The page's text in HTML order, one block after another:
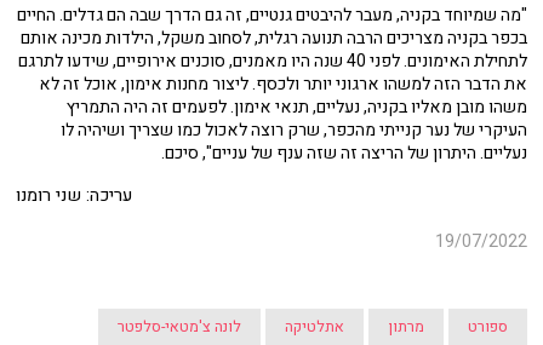
"מה שמיוחד בקניה, מעבר להיבטים גנטיים, זה גם הדרך שבה הם גדלים. החיים
בכפר בקניה מצריכים הרבה תנועה רגלית, לסחוב משקל, הילדות מכינה אותם
לתחילת האימונים. לפני 40 שנה היו מאמנים, סוכנים אירופיים, שידעו לתרגם
את הדבר הזה למשהו ארגוני יותר ולכסף. ליצור מחנות אימון, אוכל זה לא
משהו מובן מאליו בקניה, נעליים, תנאי אימון. לפעמים זה היה התמריץ
העיקרי של נער קנייתי מהכפר, שרק רוצה לאכול כמו שצריך ושיהיה לו
נעליים. היתרון של הריצה זה שזה ענף של עניים", סיכם.
עריכה: שני רומנו
19/07/2022
ספורט מרתון אתלטיקה
לונה צ'מטאי-סלפטר